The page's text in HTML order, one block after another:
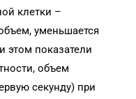
клетки –
уменьшается
этом показатели
объем
секунду) при